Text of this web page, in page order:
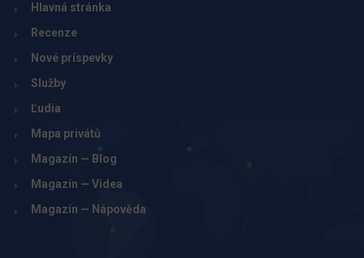
Hlavná stránka
Recenze
Nové príspevky
Služby
Ľudia
Mapa privátů
Magazín — Blog
Magazín — Videa
Magazín — Nápověda